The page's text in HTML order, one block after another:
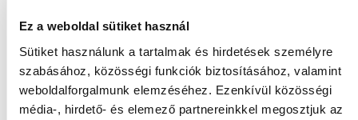
Ez a weboldal sütiket használ
Sütiket használunk a tartalmak és hirdetések személyre
szabásához, közösségi funkciók biztosításához, valamint
weboldalforgalmunk elemzéséhez. Ezenkívül közösségi
média-, hirdető- és elemező partnereinkkel megosztjuk az
meghatározott anyagok: A-vitamin 30035 NE/kg, D3-vitamin 1860
40 mg/kg, E1 Vas 26 mg/kg. Színezékek, tartósítószerek, antioxidánsok.